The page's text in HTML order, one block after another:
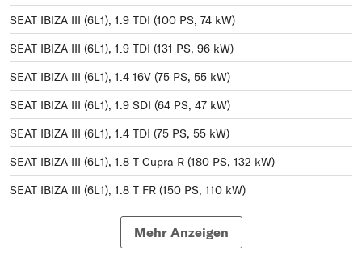
SEAT IBIZA III (6L1), 1.9 TDI (100 PS, 74 kW)
SEAT IBIZA III (6L1), 1.9 TDI (131 PS, 96 kW)
SEAT IBIZA III (6L1), 1.4 16V (75 PS, 55 kW)
SEAT IBIZA III (6L1), 1.9 SDI (64 PS, 47 kW)
SEAT IBIZA III (6L1), 1.4 TDI (75 PS, 55 kW)
SEAT IBIZA III (6L1), 1.8 T Cupra R (180 PS, 132 kW)
SEAT IBIZA III (6L1), 1.8 T FR (150 PS, 110 kW)
SEAT IBIZA III (6L1), 1.9 TDI Cupra R (160 PS, 118 kW)
SEAT IBIZA III (6L1), 1.4 TDI (70 PS, 51 kW)
Mehr Anzeigen